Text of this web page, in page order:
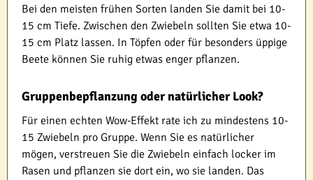
Bei den meisten frühen Sorten landen Sie damit bei 10-
15 cm Tiefe. Zwischen den Zwiebeln sollten Sie etwa 10-
15 cm Platz lassen. In Töpfen oder für besonders üppige
Beete können Sie ruhig etwas enger pflanzen.
Gruppenbepflanzung oder natürlicher Look?
Für einen echten Wow-Effekt rate ich zu mindestens 10-
15 Zwiebeln pro Gruppe. Wenn Sie es natürlicher
mögen, verstreuen Sie die Zwiebeln einfach locker im
Rasen und pflanzen sie dort ein, wo sie landen. Das